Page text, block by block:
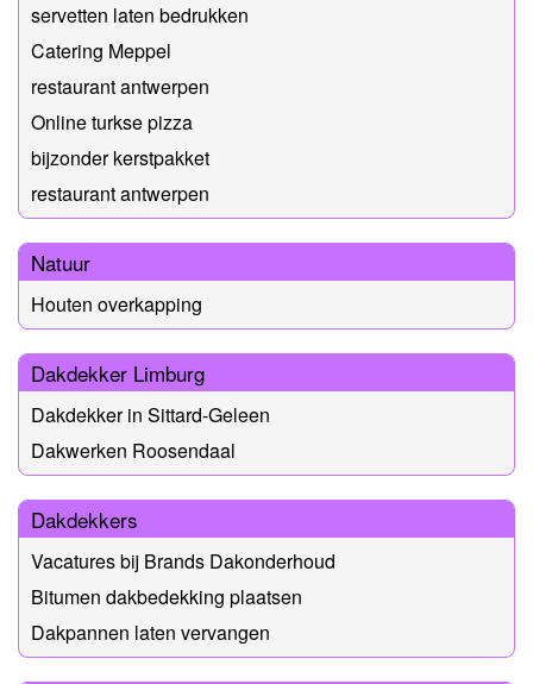
servetten laten bedrukken
Catering Meppel
restaurant antwerpen
Online turkse pizza
bijzonder kerstpakket
restaurant antwerpen
Natuur
Houten overkapping
Dakdekker Limburg
Dakdekker in Sittard-Geleen
Dakwerken Roosendaal
Dakdekkers
Vacatures bij Brands Dakonderhoud
Bitumen dakbedekking plaatsen
Dakpannen laten vervangen